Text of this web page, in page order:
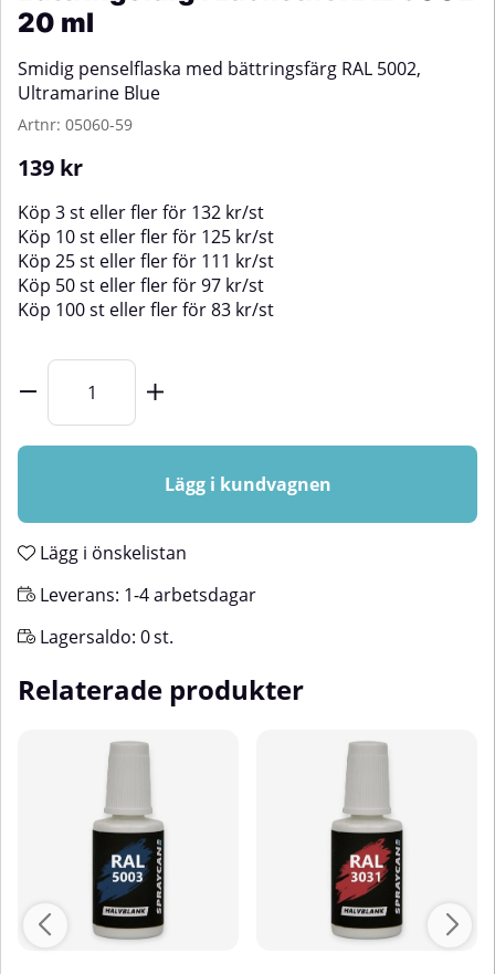
20 ml
Smidig penselflaska med bättringsfärg RAL 5002,
Ultramarine Blue
Artnr: 05060-59
139 kr
Köp 3 st eller fler för 132 kr/st
Köp 10 st eller fler för 125 kr/st
Köp 25 st eller fler för 111 kr/st
Köp 50 st eller fler för97 kr/st
Köp 100 st eller fler för83 kr/st
Lägg i kundvagnen
Lägg i önskelistan
Leverans: 1-4 arbetsdagar
Lagersaldo: 0st.
Relaterade produkter